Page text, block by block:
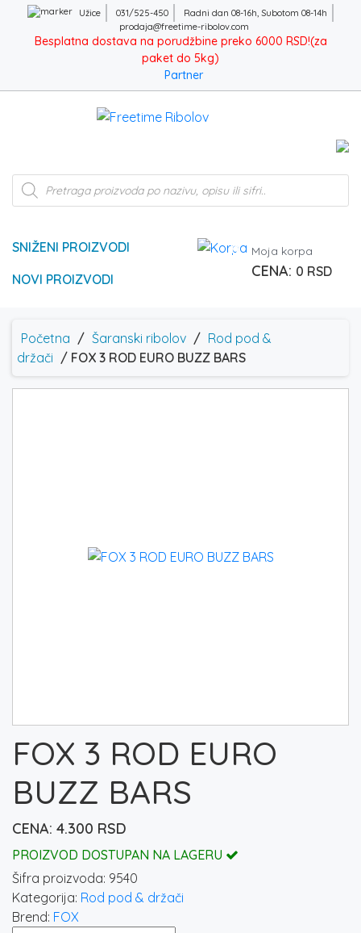
Užice 031/525-450
Radni dan 08-16h, Subotom 08-14h
prodaja@freetime-ribolov.com
Besplatna dostava na porudžbine preko 6000 RSD!(za
paket do 5kg)
Partner
Products
search
SNIŽENI PROIZVODI
NOVI PROIZVODI
0 Moja korpa
0 RSD
Početna / Šaranski ribolov / Rod pod &
držači / FOX 3 ROD EURO BUZZ BARS
FOX 3 ROD EURO
BUZZ BARS
4.300 RSD
PROIZVOD DOSTUPAN NA LAGERU
Šifra proizvoda: 9540
Kategorija: Rod pod & držači
Brend: FOX